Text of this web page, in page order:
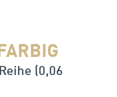
(0,06